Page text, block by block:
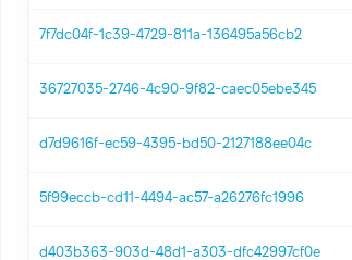
7f7dc04f-1c39-4729-811a-136495a56cb2
36727035-2746-4c90-9f82-caec05ebe345
d7d9616f-ec59-4395-bd50-2127188ee04c
5f99eccb-cd11-4494-ac57-a26276fc1996
d403b363-903d-48d1-a303-dfc42997cf0e